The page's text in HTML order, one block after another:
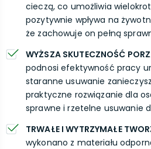
cieczą, co umożliwia
pozytywnie wpływa na
że zachowuje on pełną
WYŻSZA SKUTECZNOŚĆ
podnosi efektywność pracy
staranne usuwanie
praktyczne rozwiązanie dla
sprawne i rzetelne usuwanie
TRWAŁE I WYTRZYMAŁE
wykonano z materiału